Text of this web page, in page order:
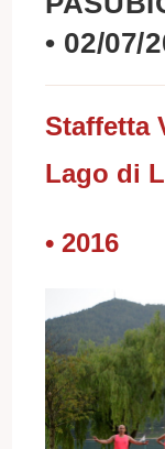
• 02/07/
Staffetta
Lago di
• 2016